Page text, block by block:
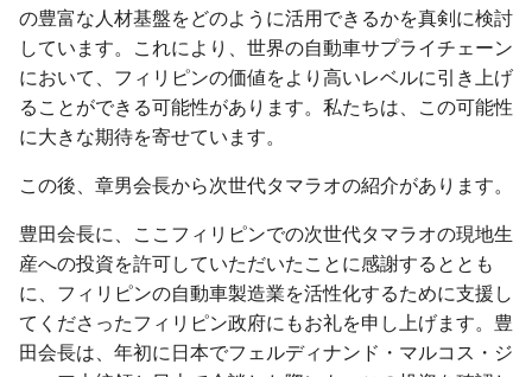
の豊富な人材基盤をどのように活用できるかを真剣に検討
しています。これにより、世界の自動車サプライチェーン
において、フィリピンの価値をより高いレベルに引き上げ
ることができる可能性があります。私たちは、この可能性
に大きな期待を寄せています。
この後、章男会長から次世代タマラオの紹介があります。
豊田会長に、ここフィリピンでの次世代タマラオの現地生
産への投資を許可していただいたことに感謝するととも
に、フィリピンの自動車製造業を活性化するために支援し
てくださったフィリピン政府にもお礼を申し上げます。豊
田会長は、年初に日本でフェルディナンド・マルコス・ジ